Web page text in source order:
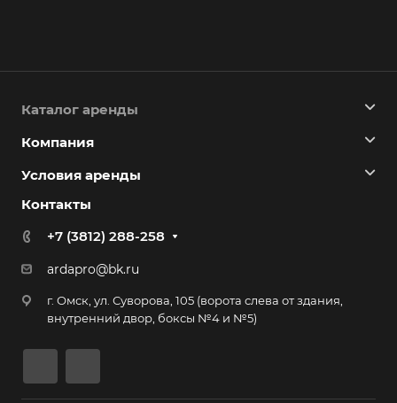
Каталог аренды
Компания
Условия аренды
Контакты
+7 (3812) 288-258
ardapro@bk.ru
г. Омск, ул. Суворова, 105 (ворота слева от здания,
внутренний двор, боксы №4 и №5)